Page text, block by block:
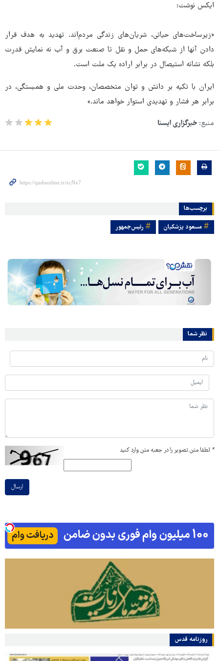
ایکس نوشت:
«زیرساخت‌های حیاتی، شریان‌های زندگی مردم‌اند. تهدید به هدف قرار
دادن آنها از شبکه‌های حمل و نقل تا صنعت برق و آب نه نمایش قدرت
بلکه نشانه استیصال در برابر اراده یک ملت است.
ایران با تکیه بر دانش و توان متخصصان، وحدت ملی و همبستگی، در
برابر هر فشار و تهدیدی استوار خواهد ماند.»
منبع: خبرگزاری ایسنا
برچسب‌ها
مسعود پزشکیان رئیس‌جمهور
نظر شما
* لطفا متن تصویر را در جعبه متن وارد کنید
ارسال
روزنامه قدس